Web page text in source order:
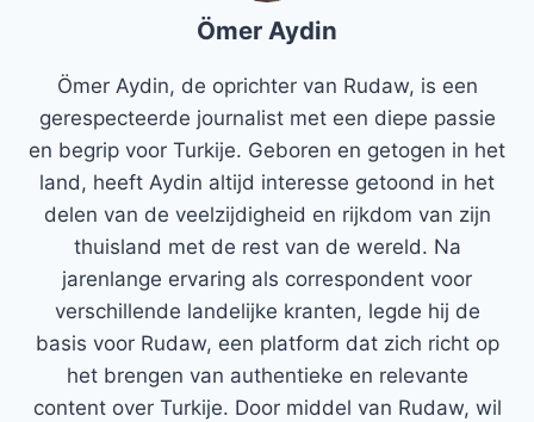
Ömer Aydin
Ömer Aydin, de oprichter van Rudaw, is een
gerespecteerde journalist met een diepe passie
en begrip voor Turkije. Geboren en getogen in het
land, heeft Aydin altijd interesse getoond in het
delen van de veelzijdigheid en rijkdom van zijn
thuisland met de rest van de wereld. Na
jarenlange ervaring als correspondent voor
verschillende landelijke kranten, legde hij de
basis voor Rudaw, een platform dat zich richt op
het brengen van authentieke en relevante
content over Turkije. Door middel van Rudaw, wil